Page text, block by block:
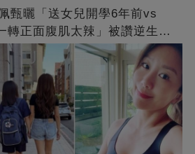
甄曬「送女兒開學6年前vs
正面腹肌太辣」被讚逆生